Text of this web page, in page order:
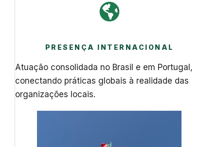
PRESENÇA INTERNACIONAL
Atuação consolidada no Brasil e em Portugal,
conectando práticas globais à realidade das
organizações locais.